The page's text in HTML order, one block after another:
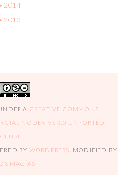
2014
2013
A CREATIVE COMMONS
NODERIVS 3.0 UNPORTED
BY WORDPRESS . MODIFIED BY
MACÍAS